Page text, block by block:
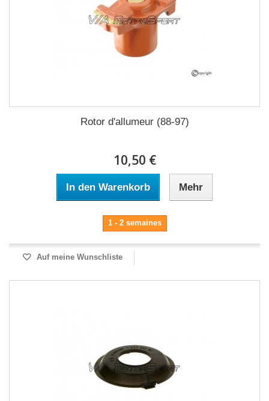
Rotor d'allumeur (88-97)
10,50 €
In den Warenkorb Mehr
1 - 2 semaines
Auf meine Wunschliste